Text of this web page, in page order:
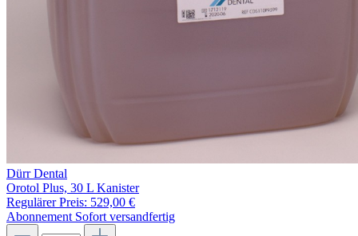
Dürr Dental
Orotol Plus, 30 L Kanister
Regulärer Preis: 529,00 €
Abonnement Sofort versandfertig